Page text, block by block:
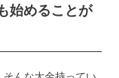
始めることが